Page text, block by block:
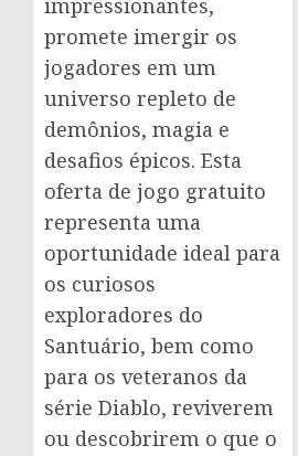
promete imergir os
jogadores em um
universo repleto de
demônios, magia e
desafios épicos. Esta
oferta de jogo gratuito
representa uma
oportunidade ideal para
os curiosos
exploradores do
Santuário, bem como
para os veteranos da
série Diablo, reviverem
ou descobrirem o que o